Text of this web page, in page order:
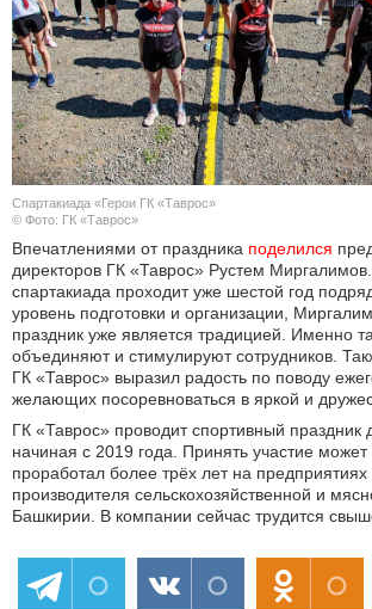
Спартакиада «Герои ГК «Таврос»
© Фото: ГК «Таврос»
Впечатлениями от праздника поделился
директоров ГК «Таврос» Рустем
спартакиада проходит уже шестой год
уровень подготовки и организации,
праздник уже является традицией. Именно
объединяют и стимулируют сотрудников.
ГК «Таврос» выразил радость по поводу
желающих посоревноваться в яркой и
ГК «Таврос» проводит спортивный праздник
начиная с 2019 года. Принять участие
проработал более трёх лет на
производителя сельскохозяйственной и
Башкирии. В компании сейчас трудится